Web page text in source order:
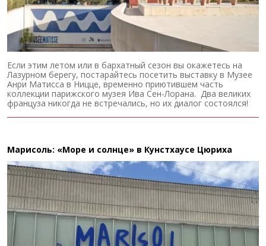
Если этим летом или в бархатный сезон вы окажетесь на
Лазурном берегу, постарайтесь посетить выставку в Музее
Анри Матисса в Ницце, временно приютившем часть
коллекции парижского музея Ива Сен-Лорана. Два великих
француза никогда не встречались, но их диалог состоялся!
Марисоль: «Море и солнце» в Кунстхаусе Цюриха